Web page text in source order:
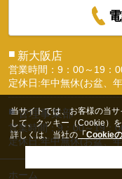
■ 新大阪店
営業時間：9：00～19：
定休日:年中無休(お盆、
■管理事業部
営業時間：9：00～19：
定休日:年中無休(お盆、
ホーム
当サイトでは、お客様の当
して、クッキー（Cookie）を
詳しくは、当社の 「Cookie